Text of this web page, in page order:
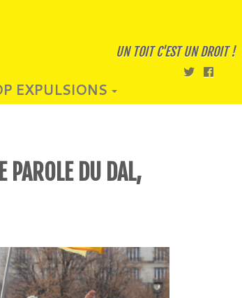
UN TOIT C'EST UN DROIT !
EXPULSIONS
PAROLE DU DAL,